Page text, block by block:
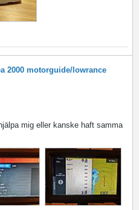
2000 motorguide/lowrance
mig eller kanske haft samma